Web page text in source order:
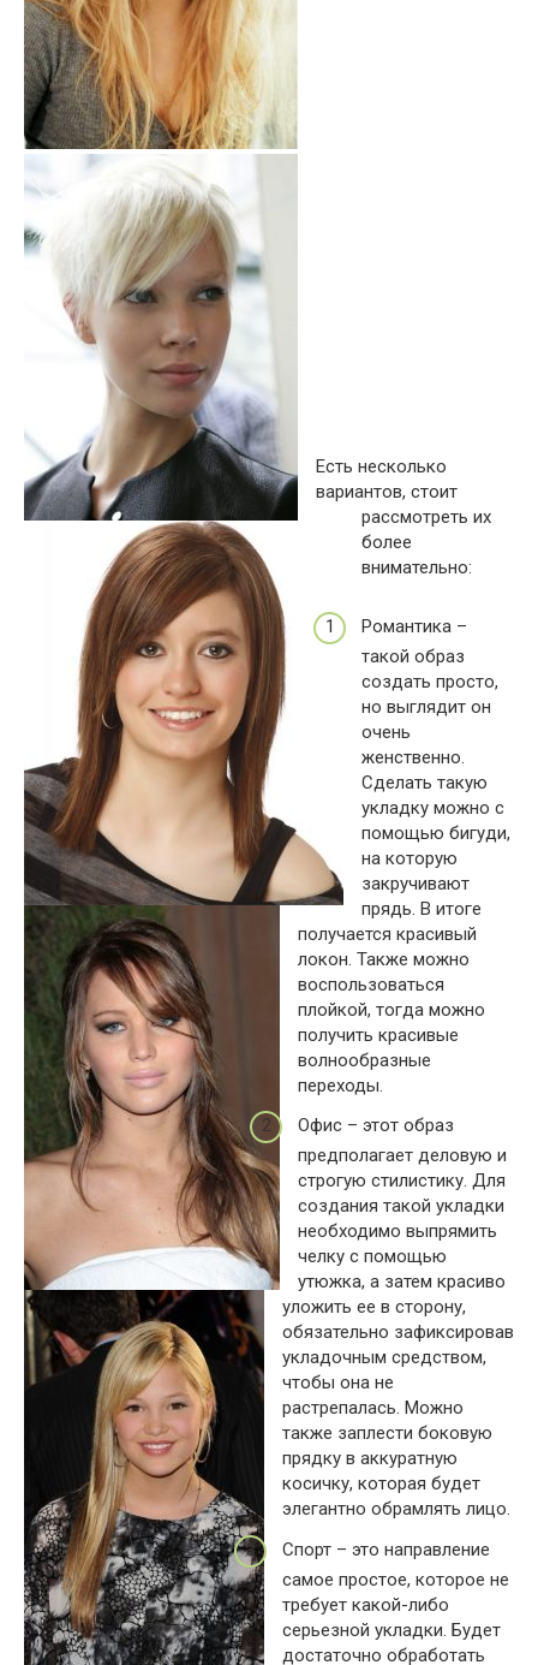
Есть несколько
вариантов, стоит
рассмотреть их
более
внимательно:
Романтика –
такой образ
создать просто,
но выглядит он
очень
женственно.
Сделать такую
укладку можно с
помощью бигуди,
на которую
закручивают
прядь. В итоге
получается красивый
локон. Также можно
воспользоваться
плойкой, тогда можно
получить красивые
волнообразные
переходы.
Офис – этот образ
предполагает деловую и
строгую стилистику. Для
создания такой укладки
необходимо выпрямить
челку с помощью
утюжка, а затем красиво
уложить ее в сторону,
обязательно зафиксировав
укладочным средством,
чтобы она не
растрепалась. Можно
также заплести боковую
прядку в аккуратную
косичку, которая будет
элегантно обрамлять лицо.
Спорт – это направление
самое простое, которое не
требует какой-либо
серьезной укладки. Будет
достаточно обработать